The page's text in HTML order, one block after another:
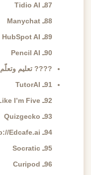
87ـ Tidio AI
88ـ Manychat
89ـ HubSpot AI
90ـ Pencil AI
???? تعليم وتعلّم
91ـ TutorAI
92ـ Explain Like I’m Five
93ـ Quizgecko
94ـ http://Edcafe.ai
95ـ Socratic
96ـ Curipod